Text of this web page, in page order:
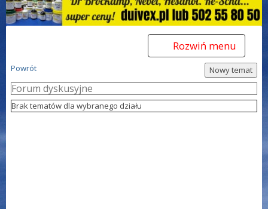
Toggle
navigation
Rozwiń menu
Powrót
Forum dyskusyjne
Brak tematów dla wybranego działu